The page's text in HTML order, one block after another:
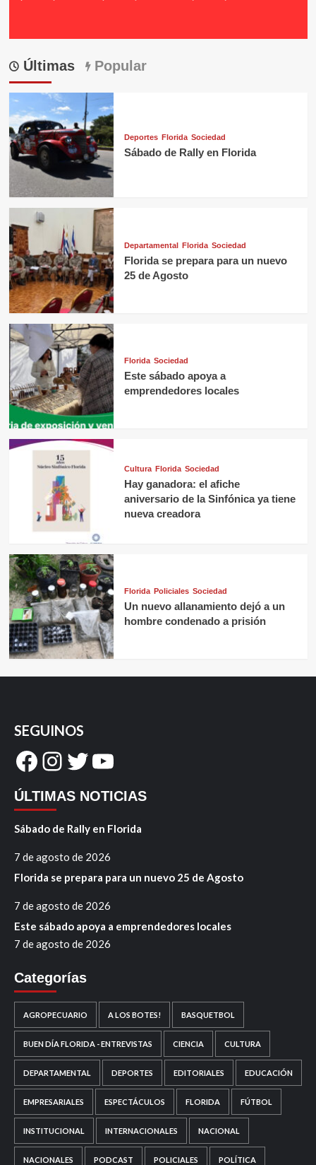
Últimas Popular
Deportes Florida Sociedad
Sábado de Rally en Florida
Departamental Florida Sociedad
Florida se prepara para un nuevo
25 de Agosto
Florida Sociedad
Este sábado apoya a
emprendedores locales
Cultura Florida Sociedad
Hay ganadora: el afiche
aniversario de la Sinfónica ya tiene
nueva creadora
Florida Policiales Sociedad
Un nuevo allanamiento dejó a un
hombre condenado a prisión
SEGUINOS
Facebook
Instagram
Twitter
YouTube
ÚLTIMAS NOTICIAS
Sábado de Rally en Florida
7 de agosto de 2026
Florida se prepara para un nuevo 25 de Agosto
7 de agosto de 2026
Este sábado apoya a emprendedores locales
7 de agosto de 2026
Categorías
AGROPECUARIO A LOS BOTES! BASQUETBOL
BUEN DÍA FLORIDA - ENTREVISTAS CIENCIA CULTURA
DEPARTAMENTAL DEPORTES EDITORIALES EDUCACIÓN
EMPRESARIALES ESPECTÁCULOS FLORIDA FÚTBOL
INSTITUCIONAL INTERNACIONALES NACIONAL
NACIONALES PODCAST POLICIALES POLÍTICA